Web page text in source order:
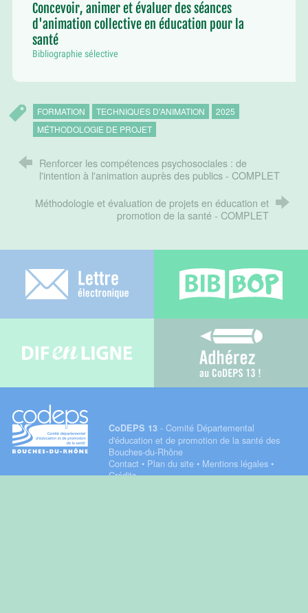
Concevoir, animer et évaluer des séances
d'animation collective en éducation pour la
santé
Bibliographie sélective
FORMATION TECHNIQUES D'ANIMATION
2025
MÉTHODOLOGIE DE PROJET
Renforcer les compétences psychosociales : de
l'intention à l'animation auprès des publics - COMPLET
Méthodologie et évaluation de projets en éducation et
promotion de la santé - COMPLET
Adhérez au
CoDEPS 13- Comité Départemental
d'éducation et de promotion de la santé des
Bouches-du-Rhône
Contact • Plan du site• Mentions légales•
Crédits